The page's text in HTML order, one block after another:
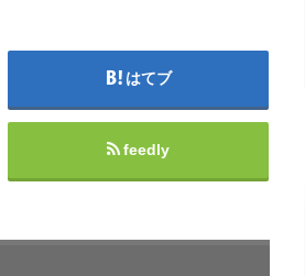
はてブ
feedly